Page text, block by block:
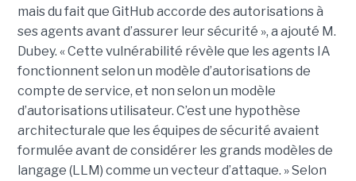
mais du fait que GitHub accorde des autorisations à
ses agents avant d’assurer leur sécurité », a ajouté M.
Dubey. « Cette vulnérabilité révèle que les agents IA
fonctionnent selon un modèle d’autorisations de
compte de service, et non selon un modèle
d’autorisations utilisateur. C’est une hypothèse
architecturale que les équipes de sécurité avaient
formulée avant de considérer les grands modèles de
langage (LLM) comme un vecteur d’attaque. » Selon